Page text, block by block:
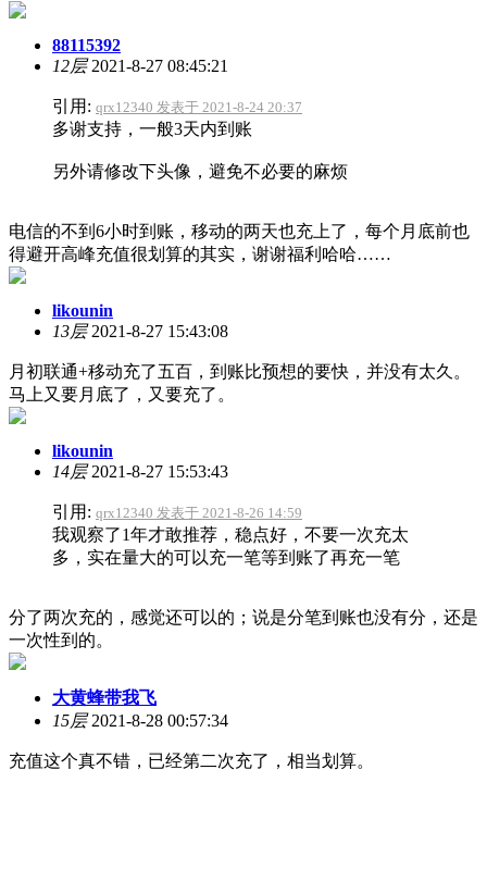
88115392
12层2021-8-27 08:45:21
引用: qrx12340 发表于 2021-8-24 20:37
多谢支持，一般3天内到账
另外请修改下头像，避免不必要的麻烦
电信的不到6小时到账，移动的两天也充上了，每个月底前也
得避开高峰充值很划算的其实，谢谢福利哈哈……
likounin
13层2021-8-27 15:43:08
月初联通+移动充了五百，到账比预想的要快，并没有太久。
马上又要月底了，又要充了。
likounin
14层2021-8-27 15:53:43
引用: qrx12340 发表于 2021-8-26 14:59
我观察了1年才敢推荐，稳点好，不要一次充太
多，实在量大的可以充一笔等到账了再充一笔
分了两次充的，感觉还可以的；说是分笔到账也没有分，还是
一次性到的。
大黄蜂带我飞
15层2021-8-28 00:57:34
充值这个真不错，已经第二次充了，相当划算。